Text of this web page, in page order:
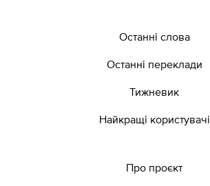
Останні слова
Останні переклади
Тижневик
Найкращі користувачі
Про проєкт